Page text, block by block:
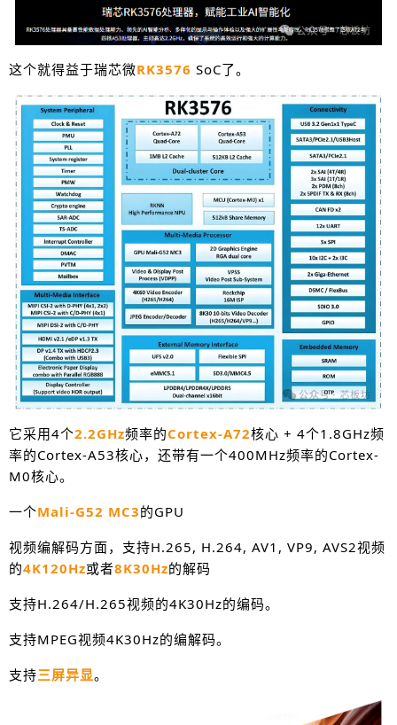
这个就得益于瑞芯微RK3576 SoC了。
它采用4个2.2GHz频率的Cortex-A72核心 + 4个1.8GHz频
率的Cortex-A53核心，还带有一个400MHz频率的Cortex-
M0核心。
一个Mali-G52 MC3的GPU
视频编解码方面，支持H.265, H.264, AV1, VP9, AVS2视频
的4K120Hz或者8K30Hz的解码
支持H.264/H.265视频的4K30Hz的编码。
支持MPEG视频4K30Hz的编解码。
支持三屏异显。